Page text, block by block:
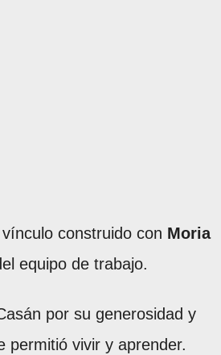
construido con Moria
equipo de trabajo.
por su generosidad y
permitió vivir y aprender.